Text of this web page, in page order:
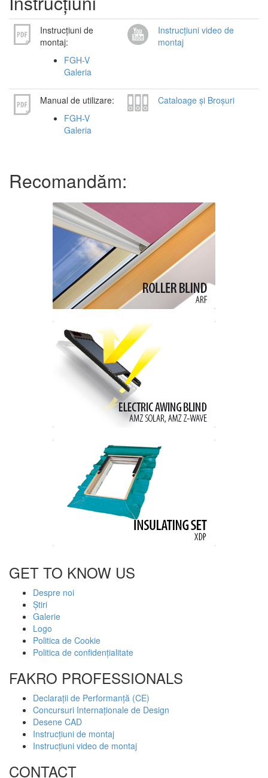
Instrucțiuni de
montaj:
FGH-V
Galeria
Instrucțiuni video de
montaj
Manual de utilizare:
FGH-V
Galeria
Cataloage și Broșuri
Recomandăm:
GET TO KNOW US
Despre noi
Știri
Galerie
Logo
Politica de Cookie
Politica de confidențialitate
FAKRO PROFESSIONALS
Declarații de Performanță (CE)
Concursuri Internaționale de Design
Desene CAD
Instrucțiuni de montaj
Instrucțiuni video de montaj
CONTACT